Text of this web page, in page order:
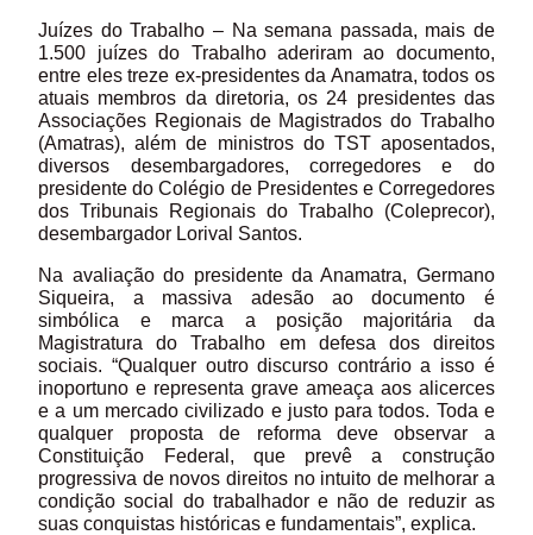
Juízes do Trabalho – Na semana passada, mais de
1.500 juízes do Trabalho aderiram ao documento,
entre eles treze ex-presidentes da Anamatra, todos os
atuais membros da diretoria, os 24 presidentes das
Associações Regionais de Magistrados do Trabalho
(Amatras), além de ministros do TST aposentados,
diversos desembargadores, corregedores e do
presidente do Colégio de Presidentes e Corregedores
dos Tribunais Regionais do Trabalho (Coleprecor),
desembargador Lorival Santos.
Na avaliação do presidente da Anamatra, Germano
Siqueira, a massiva adesão ao documento é
simbólica e marca a posição majoritária da
Magistratura do Trabalho em defesa dos direitos
sociais. “Qualquer outro discurso contrário a isso é
inoportuno e representa grave ameaça aos alicerces
e a um mercado civilizado e justo para todos. Toda e
qualquer proposta de reforma deve observar a
Constituição Federal, que prevê a construção
progressiva de novos direitos no intuito de melhorar a
condição social do trabalhador e não de reduzir as
suas conquistas históricas e fundamentais”, explica.